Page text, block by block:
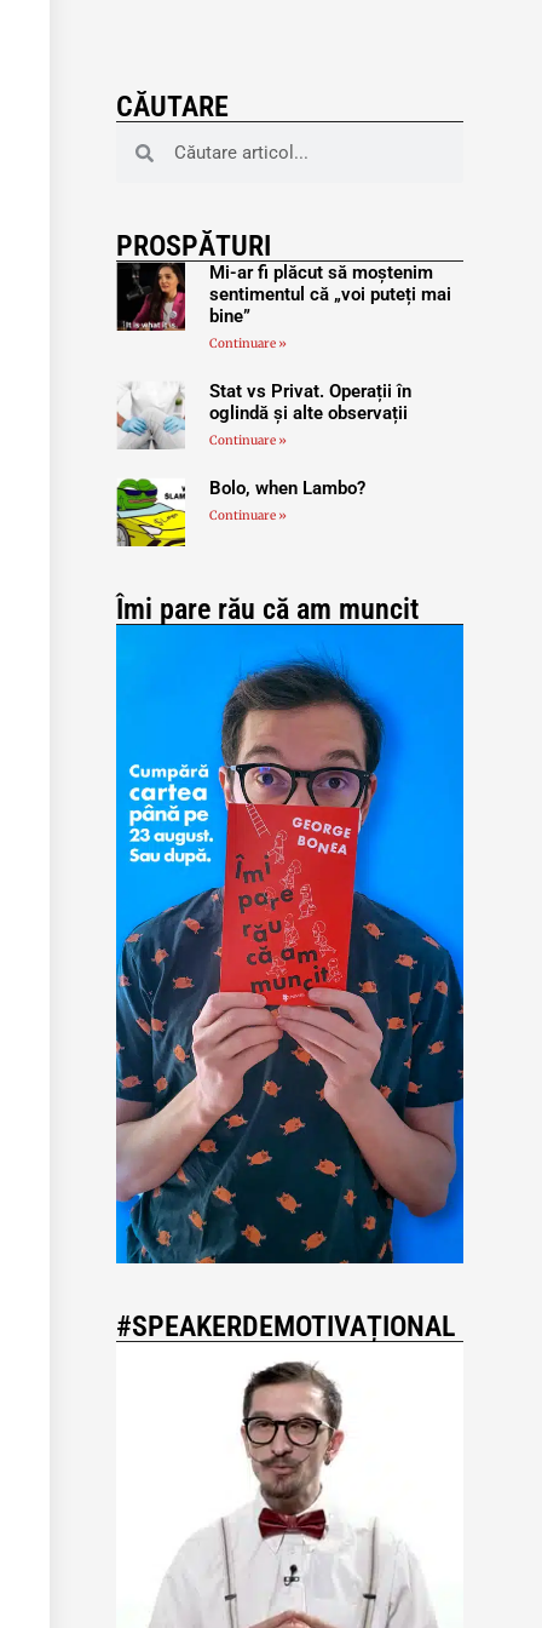
CĂUTARE
PROSPĂTURI
Mi-ar fi plăcut să moștenim
sentimentul că „voi puteți mai
bine”
Continuare »
Stat vs Privat. Operații în
oglindă și alte observații
Continuare »
Bolo, when Lambo?
Continuare »
Îmi pare rău că am muncit
#SPEAKERDEMOTIVAȚIONAL